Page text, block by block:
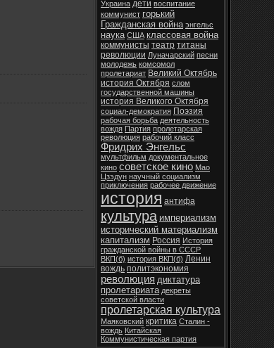
Украина дети воспитание
коммунист горький
Гражданская война энгельс
наука США классовая война
коммунисты театр титаны
революции Луначарский песни
молодежь комсомол
пролетариат Великий Октябрь
история Октября слом
государственной машины
история Великого Октября
социал-демократия Поэзия
рабочая борьба деятельность
вождя Партия пролетарская
революция рабочий класс
Фридрих Энгельс
мультфильм документальное
кино советское кино Мао
Цзэдун научный социализм
приключения рабочее движение
история антифа
культура империализм
исторический материализм
капитализм Россия История
гражданской войны в СССР
ВКП(б) история ВКП(б) Ленин
вождь политэкономия
революция диктатура
пролетариата декреты
советской власти
пролетарская культура
Маяковский критика Сталин -
вождь Китайская
Коммунистическая партия